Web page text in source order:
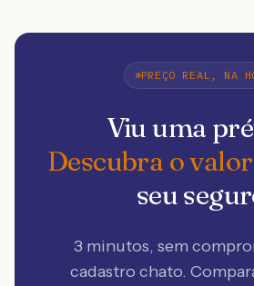
PREÇO REAL, NA
Viu uma
Descubra o
seu
3 minutos, sem
cadastro chato.